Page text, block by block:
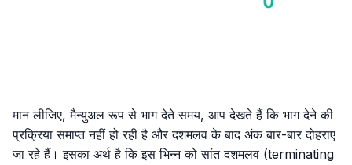
मान लीजिए, मैन्युअल रूप से भाग देते समय, आप देखते हैं कि भाग देने की
प्रक्रिया समाप्त नहीं हो रही है और दशमलव के बाद अंक बार-बार दोहराए
जा रहे हैं। इसका अर्थ है कि इस भिन्न को सांत दशमलव (terminating